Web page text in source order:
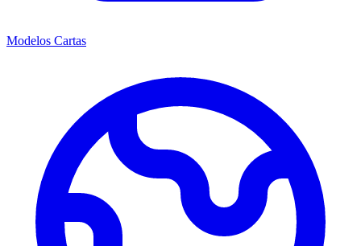
Modelos Cartas